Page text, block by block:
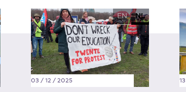
EN NL
03 / 12 / 2025